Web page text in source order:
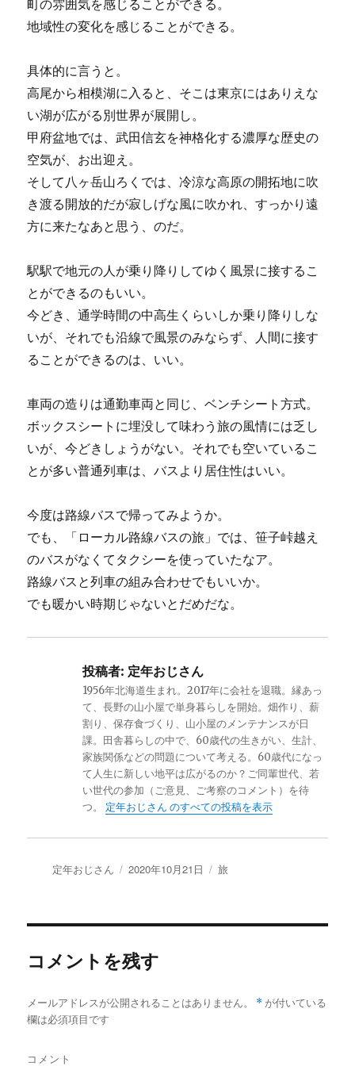
町の雰囲気を感じることができる。
地域性の変化を感じることができる。
具体的に言うと。
高尾から相模湖に入ると、そこは東京にはありえな
い湖が広がる別世界が展開し。
甲府盆地では、武田信玄を神格化する濃厚な歴史の
空気が、お出迎え。
そして八ヶ岳山ろくでは、冷涼な高原の開拓地に吹
き渡る開放的だが寂しげな風に吹かれ、すっかり遠
方に来たなあと思う、のだ。
駅駅で地元の人が乗り降りしてゆく風景に接するこ
とができるのもいい。
今どき、通学時間の中高生くらいしか乗り降りしな
いが、それでも沿線で風景のみならず、人間に接す
ることができるのは、いい。
車両の造りは通勤車両と同じ、ベンチシート方式。
ボックスシートに埋没して味わう旅の風情には乏し
いが、今どきしょうがない。それでも空いているこ
とが多い普通列車は、バスより居住性はいい。
今度は路線バスで帰ってみようか。
でも、「ローカル路線バスの旅」では、笹子峠越え
のバスがなくてタクシーを使っていたなア。
路線バスと列車の組み合わせでもいいか。
でも暖かい時期じゃないとだめだな。
投稿者: 定年おじさん
1956年北海道生まれ。2017年に会社を退職。縁あっ
て、長野の山小屋で単身暮らしを開始。畑作り、薪
割り、保存食づくり、山小屋のメンテナンスが日
課。田舎暮らしの中で、60歳代の生きがい、生計、
家族関係などの問題について考える。60歳代になっ
て人生に新しい地平は広がるのか？ご同輩世代、若
い世代の参加（ご意見、ご考察のコメント）を待
つ。定年おじさん のすべての投稿を表示
投
定年おじさん
投
2020年10月21日
カ
旅
コメントを残す
メールアドレスが公開されることはありません。 * が付いている
欄は必須項目です
コメント